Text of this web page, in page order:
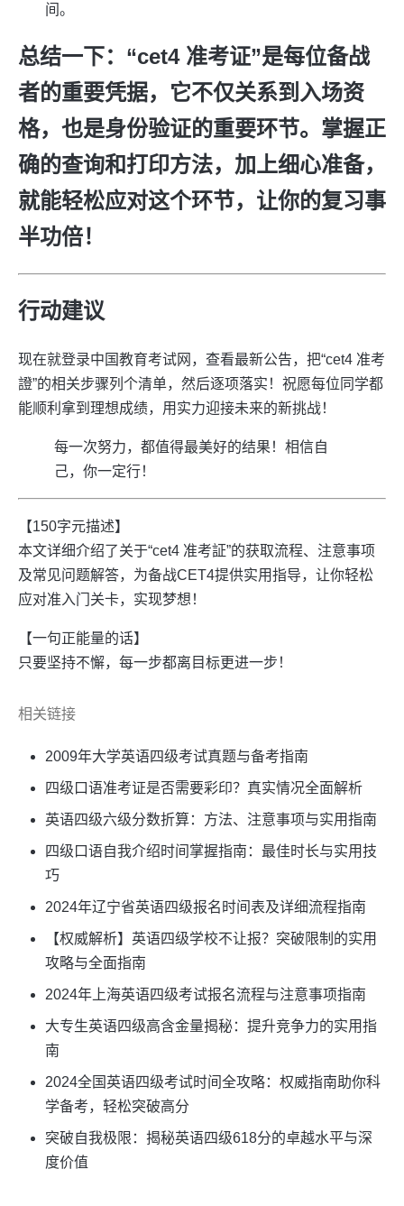
间。
总结一下：“cet4 准考证”是每位备战
者的重要凭据，它不仅关系到入场资
格，也是身份验证的重要环节。掌握正
确的查询和打印方法，加上细心准备，
就能轻松应对这个环节，让你的复习事
半功倍！
行动建议
现在就登录中国教育考试网，查看最新公告，把“cet4 准考
證”的相关步骤列个清单，然后逐项落实！祝愿每位同学都
能顺利拿到理想成绩，用实力迎接未来的新挑战！
每一次努力，都值得最美好的结果！相信自
己，你一定行！
【150字元描述】
本文详细介绍了关于“cet4 准考証”的获取流程、注意事项
及常见问题解答，为备战CET4提供实用指导，让你轻松
应对准入门关卡，实现梦想！
【一句正能量的话】
只要坚持不懈，每一步都离目标更进一步！
相关链接
2009年大学英语四级考试真题与备考指南
四级口语准考证是否需要彩印？真实情况全面解析
英语四级六级分数折算：方法、注意事项与实用指南
四级口语自我介绍时间掌握指南：最佳时长与实用技
巧
2024年辽宁省英语四级报名时间表及详细流程指南
【权威解析】英语四级学校不让报？突破限制的实用
攻略与全面指南
2024年上海英语四级考试报名流程与注意事项指南
大专生英语四级高含金量揭秘：提升竞争力的实用指
南
2024全国英语四级考试时间全攻略：权威指南助你科
学备考，轻松突破高分
突破自我极限：揭秘英语四级618分的卓越水平与深
度价值